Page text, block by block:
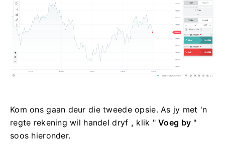
Kom ons gaan deur die tweede opsie. As jy met 'n
regte rekening wil handel dryf , klik "Voeg by "
soos hieronder.